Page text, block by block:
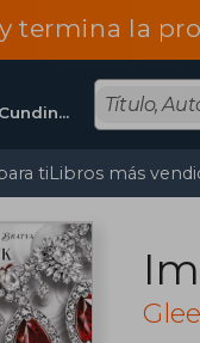
termina la
Bogota, Cundinamarca
tiLibros más